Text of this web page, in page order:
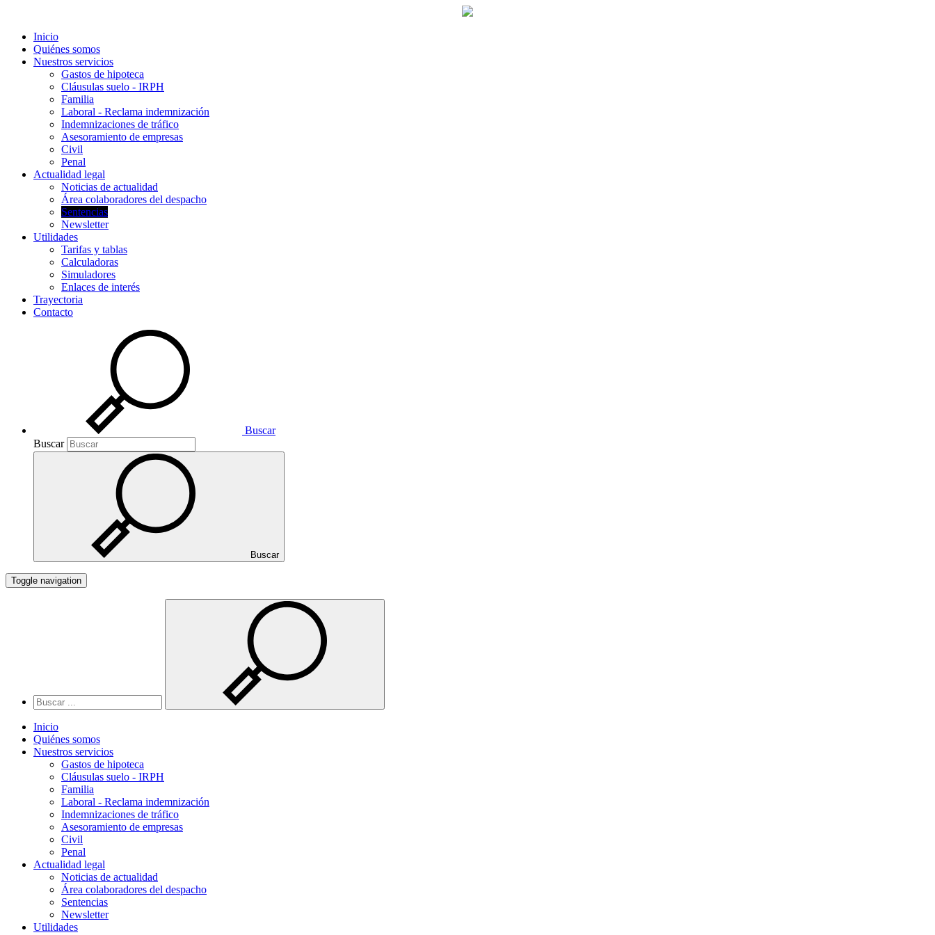
Inicio
Quiénes somos
Nuestros servicios
Gastos de hipoteca
Cláusulas suelo - IRPH
Familia
Laboral - Reclama indemnización
Indemnizaciones de tráfico
Asesoramiento de empresas
Civil
Penal
Actualidad legal
Noticias de actualidad
Área colaboradores del despacho
Sentencias
Newsletter
Utilidades
Tarifas y tablas
Calculadoras
Simuladores
Enlaces de interés
Trayectoria
Contacto
Buscar
Buscar
Buscar
Toggle navigation
Inicio
Quiénes somos
Nuestros servicios
Gastos de hipoteca
Cláusulas suelo - IRPH
Familia
Laboral - Reclama indemnización
Indemnizaciones de tráfico
Asesoramiento de empresas
Civil
Penal
Actualidad legal
Noticias de actualidad
Área colaboradores del despacho
Sentencias
Newsletter
Utilidades